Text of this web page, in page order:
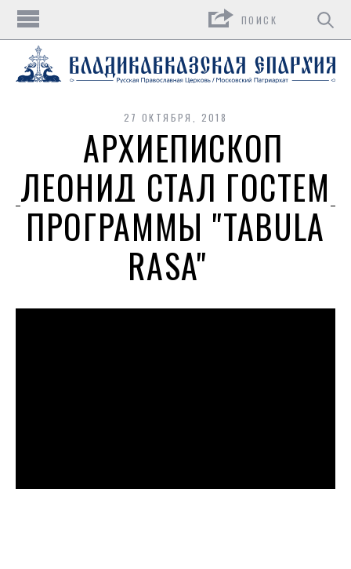
27 ОКТЯБРЯ, 2018
АРХИЕПИСКОП
ЛЕОНИД СТАЛ ГОСТЕМ
ПРОГРАММЫ "TABULA
RASA"